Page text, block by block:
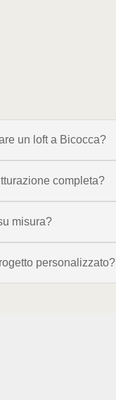
un loft a Bicocca?
completa?
misura?
personalizzato?